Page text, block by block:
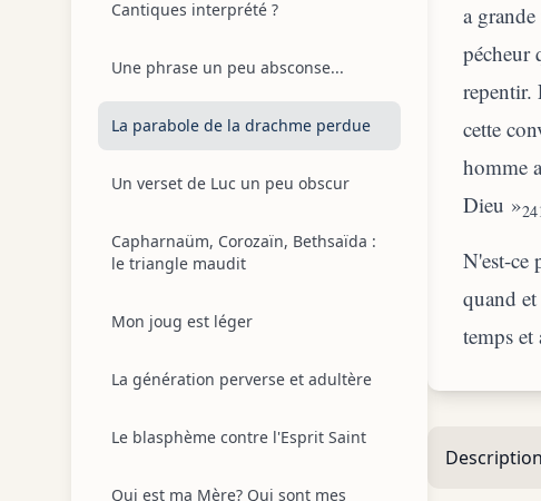
Cantiques interprété ?
Une phrase un peu absconse...
La parabole de la drachme perdue
Un verset de Luc un peu obscur
Capharnaüm, Corozaïn, Bethsaïda :
le triangle maudit
Mon joug est léger
La génération perverse et adultère
Le blasphème contre l'Esprit Saint
Qui est ma Mère? Qui sont mes
a
pécheur
repentir.
cette
homme
Dieu »
N'est-ce
quand
temps